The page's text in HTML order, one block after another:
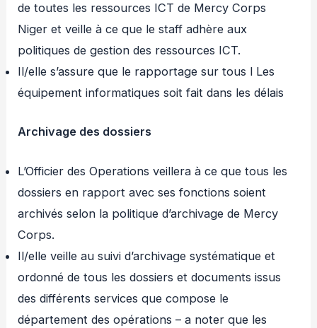
de toutes les ressources ICT de Mercy Corps
Niger et veille à ce que le staff adhère aux
politiques de gestion des ressources ICT.
Il/elle s’assure que le rapportage sur tous l Les
équipement informatiques soit fait dans les délais
Archivage des dossiers
L’Officier des Operations veillera à ce que tous les
dossiers en rapport avec ses fonctions soient
archivés selon la politique d’archivage de Mercy
Corps.
Il/elle veille au suivi d’archivage systématique et
ordonné de tous les dossiers et documents issus
des différents services que compose le
département des opérations – a noter que les